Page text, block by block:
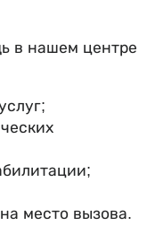
в нашем центре
место вызова.